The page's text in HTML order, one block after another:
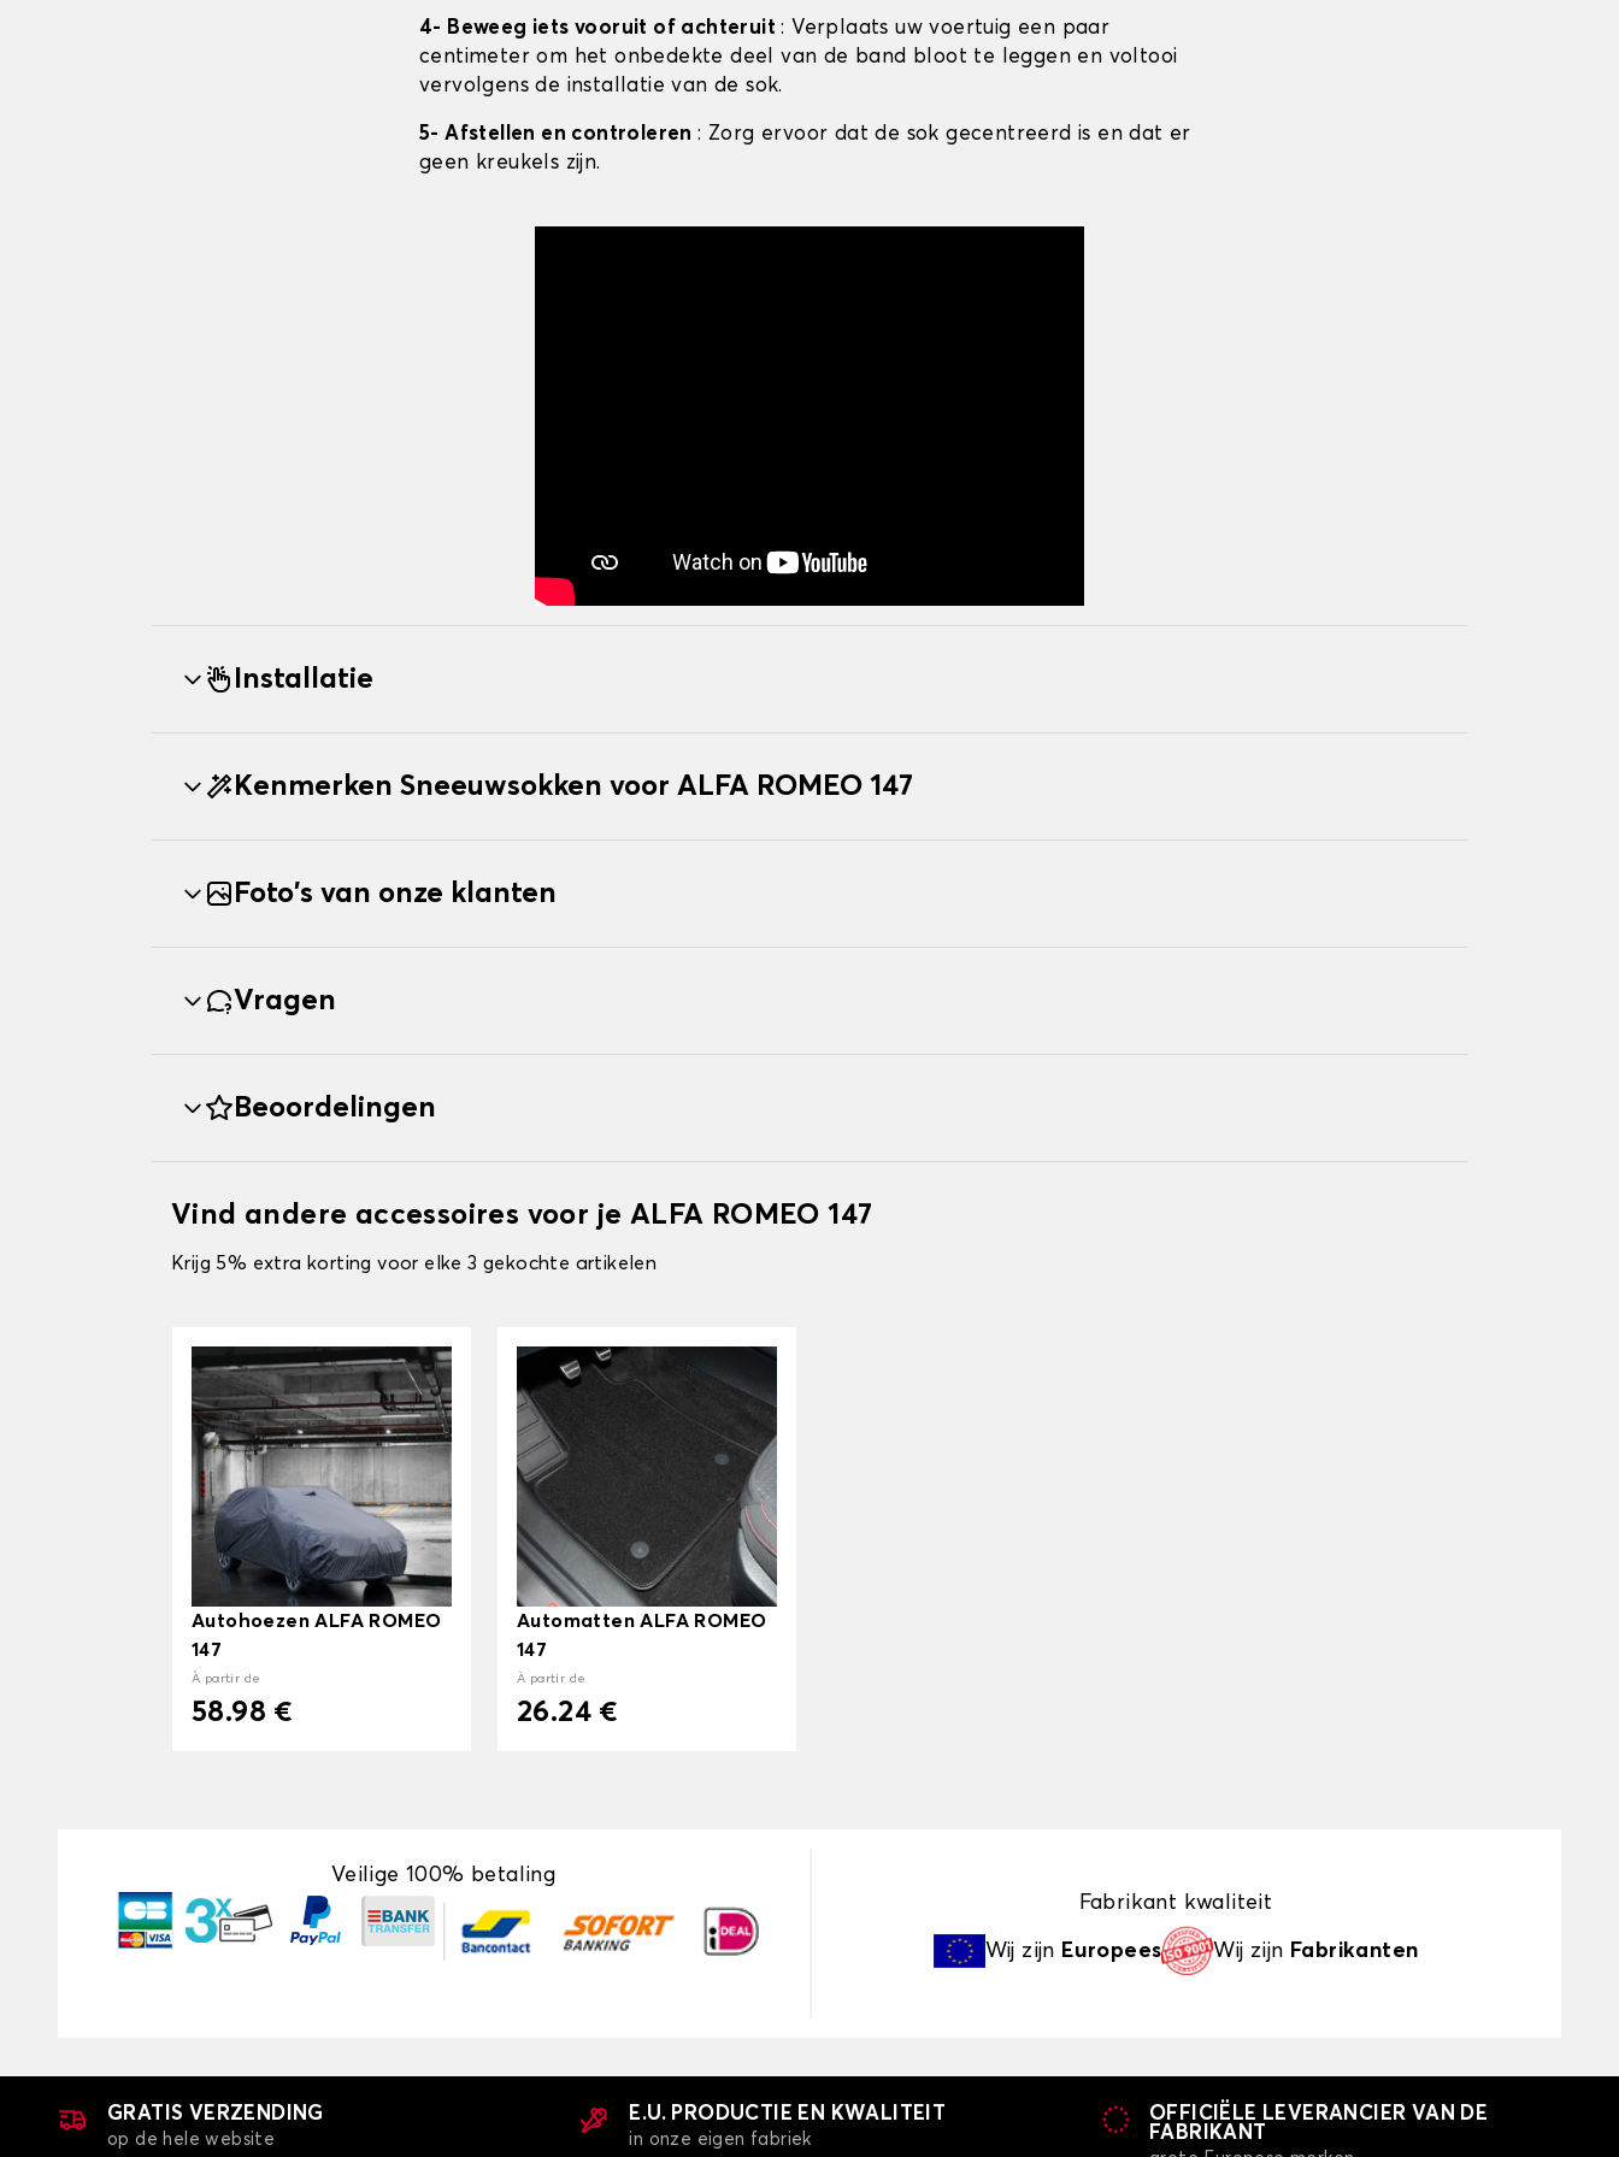
4- Beweeg iets vooruit of achteruit: Verplaats uw voertuig een paar
centimeter om het onbedekte deel van de band bloot te leggen en voltooi
vervolgens de installatie van de sok.
5- Afstellen en controleren: Zorg ervoor dat de sok gecentreerd is en dat er
geen kreukels zijn.
Installatie
Kenmerken Sneeuwsokken voor ALFA ROMEO 147
Foto's van onze klanten
Vragen
Beoordelingen
Vind andere accessoires voor je ALFA ROMEO 147
Krijg 5% extra korting voor elke 3 gekochte artikelen
Autohoezen ALFA ROMEO
147
À partir de
58.98 €
Automatten ALFA ROMEO
147
À partir de
26.24 €
Veilige 100% betaling
Fabrikant kwaliteit
Wij zijn Europees Wij zijn Fabrikanten
GRATIS VERZENDING
op de hele website
E.U. PRODUCTIE EN KWALITEIT
in onze eigen fabriek
OFFICIËLE LEVERANCIER VAN DE
FABRIKANT